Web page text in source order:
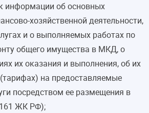
информации об основных
хозяйственной деятельности,
и о выполняемых работах по
общего имущества в МКД, о
их оказания и выполнения, об их
на предоставляемые
посредством ее размещения в
161 ЖК РФ);